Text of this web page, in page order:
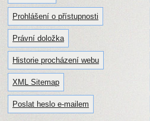
Prohlášení o přístupnosti
Právní doložka
Historie procházení webu
XML Sitemap
Poslat heslo e-mailem